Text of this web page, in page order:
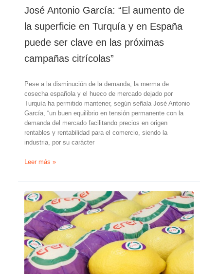
José Antonio García: “El aumento de
la superficie en Turquía y en España
puede ser clave en las próximas
campañas citrícolas”
Pese a la disminución de la demanda, la merma de
cosecha española y el hueco de mercado dejado por
Turquía ha permitido mantener, según señala José Antonio
García, “un buen equilibrio en tensión permanente con la
demanda del mercado facilitando precios en origen
rentables y rentabilidad para el comercio, siendo la
industria, por su carácter
José
García:
“El
aumento
la
superficie
en
Turquía
y
en
Leer más »